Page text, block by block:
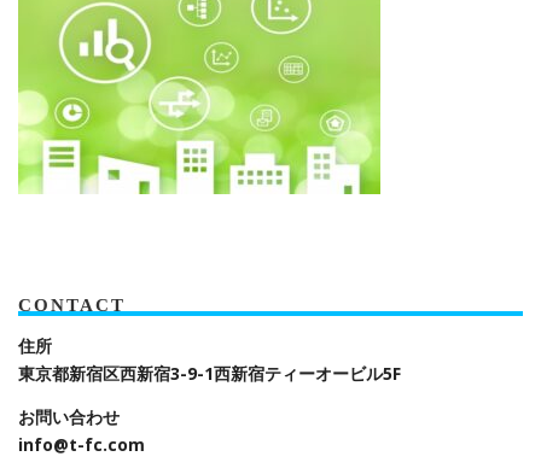
CONTACT
住所
東京都新宿区西新宿3-9-1西新宿ティーオービル5F
お問い合わせ
info@t-fc.com